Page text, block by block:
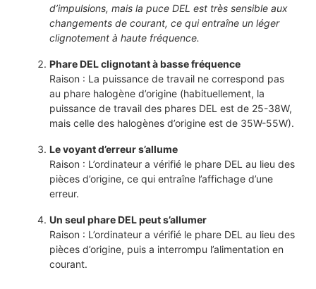
d’impulsions, mais la puce DEL est très sensible aux
changements de courant, ce qui entraîne un léger
clignotement à haute fréquence.
Phare DEL clignotant à basse fréquence
Raison : La puissance de travail ne correspond pas
au phare halogène d’origine (habituellement, la
puissance de travail des phares DEL est de 25-38W,
mais celle des halogènes d’origine est de 35W-55W).
Le voyant d’erreur s’allume
Raison : L’ordinateur a vérifié le phare DEL au lieu des
pièces d’origine, ce qui entraîne l’affichage d’une
erreur.
Un seul phare DEL peut s’allumer
Raison : L’ordinateur a vérifié le phare DEL au lieu des
pièces d’origine, puis a interrompu l’alimentation en
courant.